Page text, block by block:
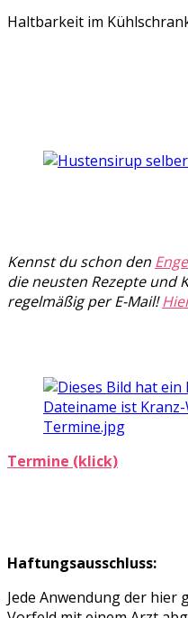
Haltbarkeit im
Kennst du schon den
die neusten Rezepte
regelmäßig per E-Mail!
Termine (klick)
Haftungsausschluss:
Jede Anwendung der hier